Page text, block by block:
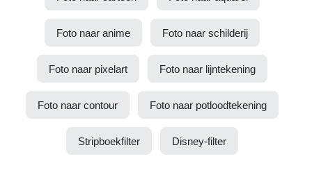
Foto naar anime Foto naar schilderij
Foto naar pixelart Foto naar lijntekening
Foto naar contour Foto naar potloodtekening
Stripboekfilter Disney-filter